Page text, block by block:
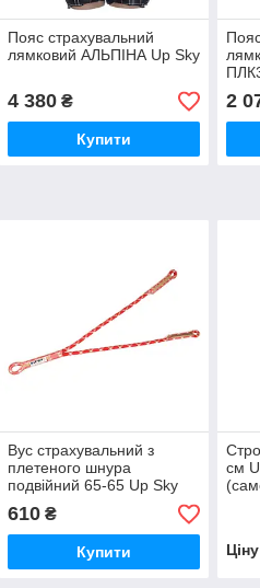
Пояс страхувальний
лямковий АЛЬПІНА Up Sky
4 380₴
Купити
2
Вус страхувальний з
плетеного шнура
подвійний 65-65 Up Sky
610₴
Купити
см